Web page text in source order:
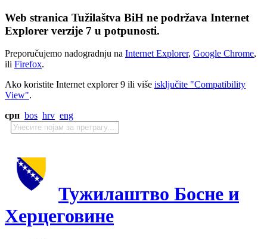
Web stranica Tužilaštva BiH ne podržava Internet
Explorer verzije 7 u potpunosti.
Preporučujemo nadogradnju na Internet Explorer, Google Chrome,
ili Firefox.
Ako koristite Internet explorer 9 ili više isključite "Compatibility
View".
срп bos hrv eng
Тужилаштво Босне и
Херцеговине